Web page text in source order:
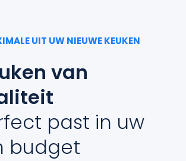
UIT UW NIEUWE KEUKEN
van
past in uw
budget